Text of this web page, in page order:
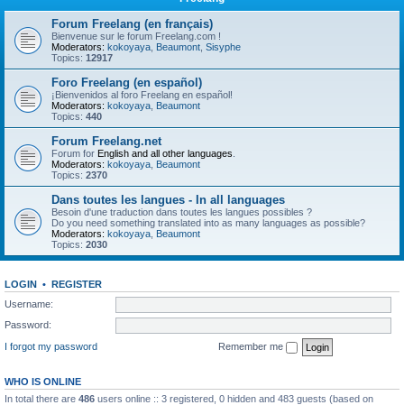
Forum Freelang (en français)
Bienvenue sur le forum Freelang.com !
Moderators: kokoyaya Beaumont Sisyphe
Topics: 12917
Foro Freelang (en español)
¡Bienvenidos al foro Freelang en español!
Moderators: kokoyaya Beaumont
Topics: 440
Forum Freelang.net
Forum for English and all other languages
Moderators: kokoyaya Beaumont
Topics: 2370
Dans toutes les langues - In all languages
Besoin d'une traduction dans toutes les langues possibles ?
Do you need something translated into as many languages as possible?
Moderators: kokoyaya Beaumont
Topics: 2030
LOGIN • REGISTER
Username:
Password:
I forgot my password
Remember me
WHO IS ONLINE
In total there are 486 users online :: 3 registered, 0 hidden and 483 guests (based on